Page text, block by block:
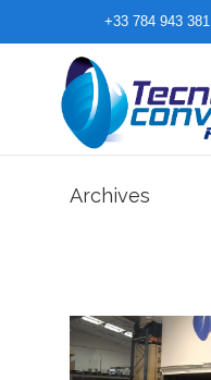
+33 784 943 381
Archives